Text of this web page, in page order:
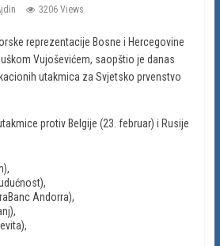
3206 Views
reprezentacije Bosne i Hercegovine
Vujoševićem, saopštio je danas
utakmica za Svjetsko prvenstvo
protiv Belgije (23. februar) i Rusije
Andorra),